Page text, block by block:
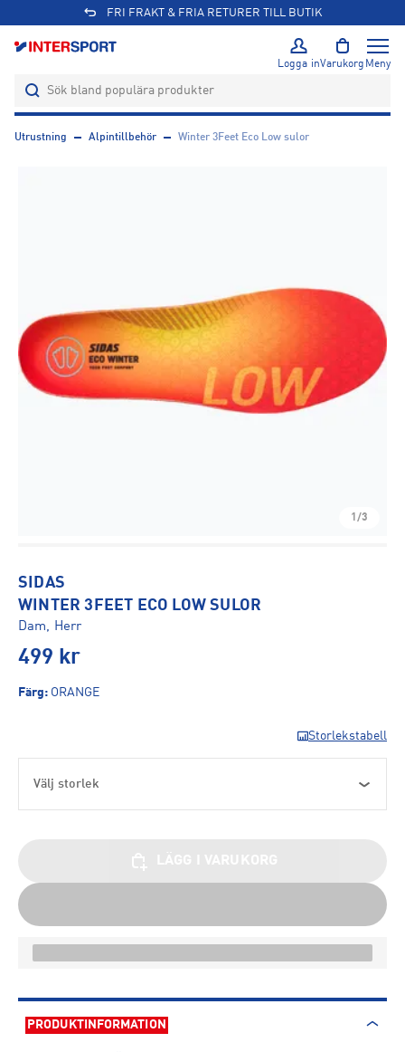
FRI FRAKT & FRIA RETURER TILL BUTIK
Logga inVarukorg Meny
Utrustning Alpintillbehör Winter 3Feet Eco Low sulor
1/3
SIDAS
WINTER 3FEET ECO LOW SULOR
Dam, Herr
499 kr
Färg: ORANGE
Storlekstabell
Välj storlek
PRODUKTINFORMATION